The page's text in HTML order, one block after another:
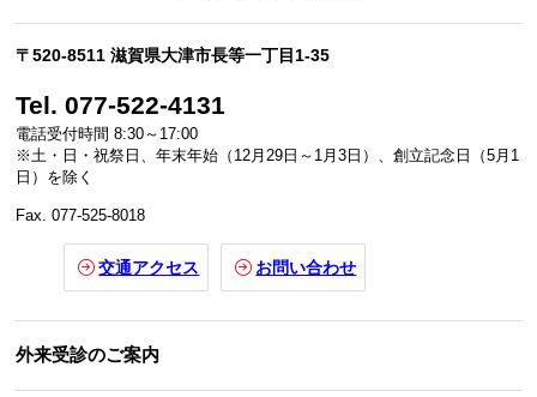
〒520-8511 滋賀県大津市長等一丁目1-35
Tel. 077-522-4131
電話受付時間 8:30～17:00
※土・日・祝祭日、年末年始（12月29日～1月3日）、創立記念日（5月1
日）を除く
Fax. 077-525-8018
交通アクセス お問い合わせ
外来受診のご案内